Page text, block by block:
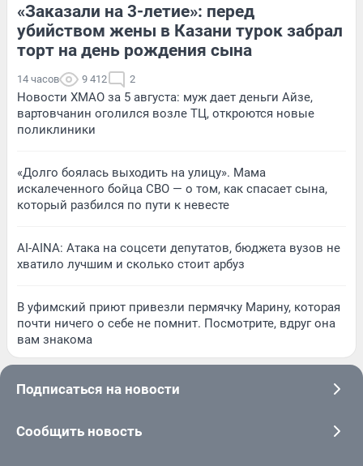
«Заказали на 3-летие»: перед
убийством жены в Казани турок забрал
торт на день рождения сына
14 часов 9 412 2
Новости ХМАО за 5 августа: муж дает деньги Айзе,
вартовчанин оголился возле ТЦ, откроются новые
поликлиники
«Долго боялась выходить на улицу». Мама
искалеченного бойца СВО — о том, как спасает сына,
который разбился по пути к невесте
AI-AINA: Атака на соцсети депутатов, бюджета вузов не
хватило лучшим и сколько стоит арбуз
В уфимский приют привезли пермячку Марину, которая
почти ничего о себе не помнит. Посмотрите, вдруг она
вам знакома
Подписаться на новости
Сообщить новость